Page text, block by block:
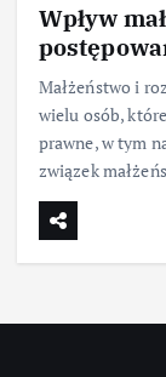
Wpływ
Małżeństwo i
wielu osób,
prawne, w tym
związek